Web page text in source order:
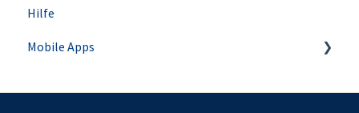
Für Steuerberater
Hilfe
Mobile Apps